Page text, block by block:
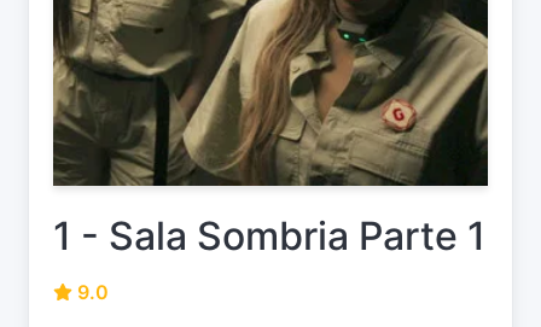
1 - Sala Sombria Parte 1
9.0